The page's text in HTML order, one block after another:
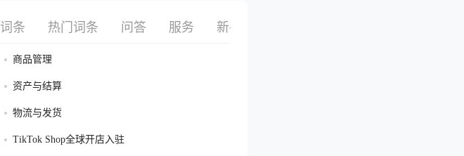
词条 热门词条 问答 服务 新手指南
商品管理
资产与结算
物流与发货
TikTok Shop全球开店入驻